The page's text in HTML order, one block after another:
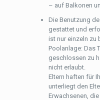
– auf Balkonen
Die Benutzung
gestattet und
ist nur einzeln zu
Poolanlage: Das
geschlossen zu
nicht erlaubt.
Eltern haften für
unterliegt den
Erwachsenen,